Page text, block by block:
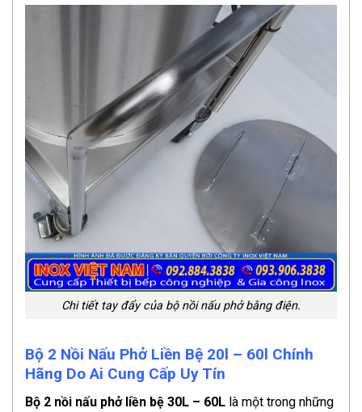
Chi tiết tay đẩy của bộ nồi nấu phở bằng điện.
Bộ 2 Nồi Nấu Phở Liền Bệ 20l – 60l Chính
Hãng Do Ai Cung Cấp Uy Tín
Bộ 2 nồi nấu phở liền bệ 30L – 60L là một trong những